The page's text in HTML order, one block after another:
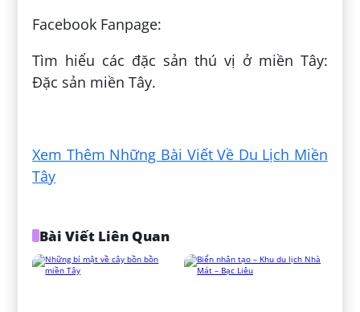
Facebook Fanpage:
Tìm hiểu các đặc sản thú vị ở miền Tây:
Đặc sản miền Tây.
Xem Thêm Những Bài Viết Về Du Lịch Miền
Tây
Bài Viết Liên Quan